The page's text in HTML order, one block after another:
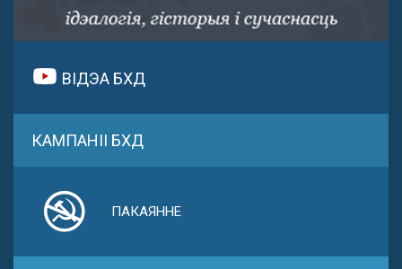
ВІДЭА БХД
КАМПАНІІ БХД
ПАКАЯННЕ